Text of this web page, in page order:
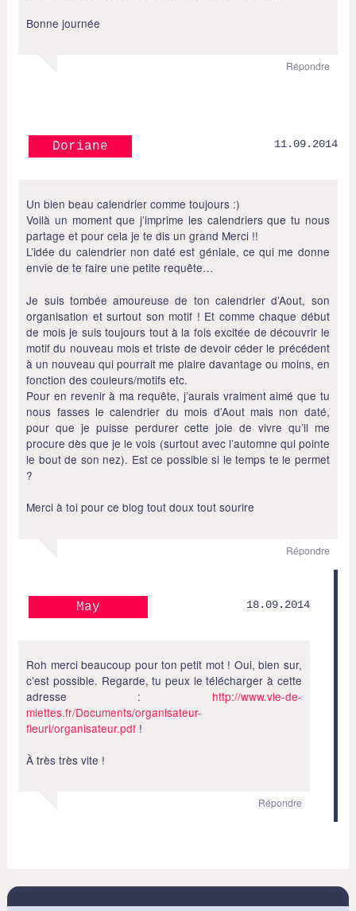
Bonne journée
Répondre
Doriane 11.09.2014
Un bien beau calendrier comme toujours :)
Voilà un moment que j’imprime les calendriers que tu nous
partage et pour cela je te dis un grand Merci !!
L’idée du calendrier non daté est géniale, ce qui me donne
envie de te faire une petite requête…
Je suis tombée amoureuse de ton calendrier d’Aout, son
organisation et surtout son motif ! Et comme chaque début
de mois je suis toujours tout à la fois excitée de découvrir le
motif du nouveau mois et triste de devoir céder le précédent
à un nouveau qui pourrait me plaire davantage ou moins, en
fonction des couleurs/motifs etc.
Pour en revenir à ma requête, j’aurais vraiment aimé que tu
nous fasses le calendrier du mois d’Aout mais non daté,
pour que je puisse perdurer cette joie de vivre qu’il me
procure dès que je le vois (surtout avec l’automne qui pointe
le bout de son nez). Est ce possible si le temps te le permet
?
Merci à toi pour ce blog tout doux tout sourire
Répondre
May 18.09.2014
Roh merci beaucoup pour ton petit mot ! Oui, bien sur,
c’est possible. Regarde, tu peux le télécharger à cette
adresse : http://www.vie-de-
miettes.fr/Documents/organisateur-
fleuri/organisateur.pdf !
À très très vite !
Répondre